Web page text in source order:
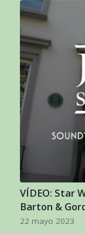
VÍDEO: Star
Barton &
22 mayo 2023